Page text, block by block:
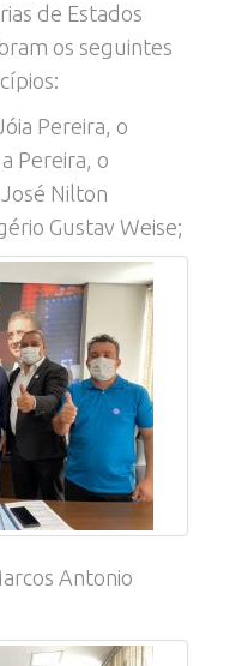
de Estados
os seguintes
Pereira, o
Pereira, o
Nilton
Gustav Weise;
Antonio